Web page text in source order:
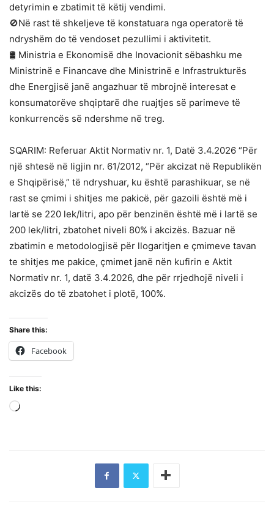
detyrimin e zbatimit të këtij vendimi.
🚫Në rast të shkeljeve të konstatuara nga operatorë të
ndryshëm do të vendoset pezullimi i aktivitetit.
🛢️ Ministria e Ekonomisë dhe Inovacionit sëbashku me
Ministrinë e Financave dhe Ministrinë e Infrastrukturës
dhe Energjisë janë angazhuar të mbrojnë interesat e
konsumatorëve shqiptarë dhe ruajtjes së parimeve të
konkurrencës së ndershme në treg.
SQARIM: Referuar Aktit Normativ nr. 1, Datë 3.4.2026 “Për
një shtesë në ligjin nr. 61/2012, “Për akcizat në Republikën
e Shqipërisë,” të ndryshuar, ku është parashikuar, se në
rast se çmimi i shitjes me pakicë, për gazoili është më i
lartë se 220 lek/litri, apo për benzinën është më i lartë se
200 lek/litri, zbatohet niveli 80% i akcizës. Bazuar në
zbatimin e metodologjisë për llogaritjen e çmimeve tavan
te shitjes me pakice, çmimet janë nën kufirin e Aktit
Normativ nr. 1, datë 3.4.2026, dhe për rrjedhojë niveli i
akcizës do të zbatohet i plotë, 100%.
Share this:
Facebook
Like this: